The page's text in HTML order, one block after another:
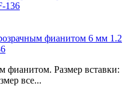
фианитом 6 мм 1.2
фианитом. Размер вставки:
все...